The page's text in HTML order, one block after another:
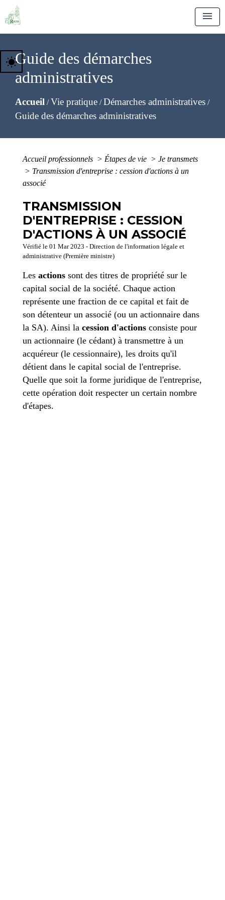
menu
Guide des démarches
administratives
Accueil /Vie pratique /Démarches administratives /
Guide des démarches administratives
wb_sunny
Accueil professionnels > Étapes de vie > Je transmets
> Transmission d'entreprise : cession d'actions à un
associé
TRANSMISSION
D'ENTREPRISE : CESSION
D'ACTIONS À UN ASSOCIÉ
Vérifié le 01 Mar 2023 - Direction de l'information légale et
administrative (Première ministre)
Les actions sont des titres de propriété sur le
capital social de la société. Chaque action
représente une fraction de ce capital et fait de
son détenteur un associé (ou un actionnaire dans
la SA). Ainsi la cession d'actions consiste pour
un actionnaire (le cédant) à transmettre à un
acquéreur (le cessionnaire), les droits qu'il
détient dans le capital social de l'entreprise.
Quelle que soit la forme juridique de l'entreprise,
cette opération doit respecter un certain nombre
d'étapes.